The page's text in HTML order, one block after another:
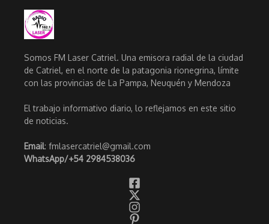
Somos FM Laser Catriel. Una emisora radial de la ciudad
de Catriel, en el norte de la patagonia rionegrina, límite
con las provincias de La Pampa, Neuquén y Mendoza
El trabajo informativo diario, lo reflejamos en este sitio
de noticias.
Email: fmlasercatriel@gmail.com
WhatsApp/+54 2984538036